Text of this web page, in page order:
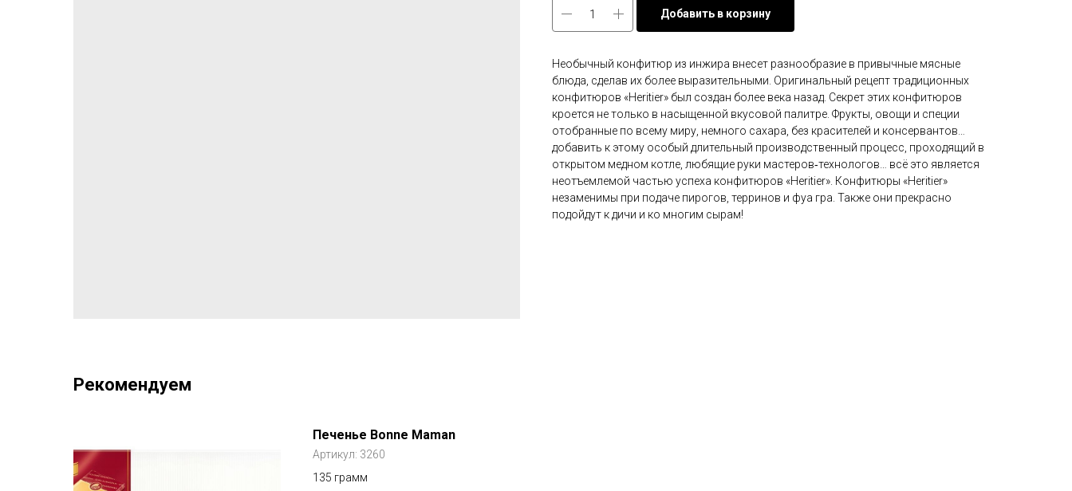
Добавить в корзину
Необычный конфитюр из инжира внесет разнообразие в привычные мясные
блюда, сделав их более выразительными. Оригинальный рецепт традиционных
конфитюров «Heritier» был создан более века назад. Секрет этих конфитюров
кроется не только в насыщенной вкусовой палитре. Фрукты, овощи и специи
отобранные по всему миру, немного сахара, без красителей и консервантов…
добавить к этому особый длительный производственный процесс, проходящий в
открытом медном котле, любящие руки мастеров‐технологов… всё это является
неотъемлемой частью успеха конфитюров «Heritier». Конфитюры «Heritier»
незаменимы при подаче пирогов, терринов и фуа гра. Также они прекрасно
подойдут к дичи и ко многим сырам!
Рекомендуем
Печенье Bonne Maman
Артикул: 3260
135 грамм